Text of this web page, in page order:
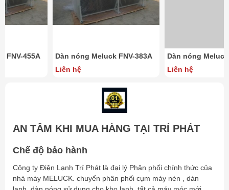
diameter
Out mm
Dàn nóng Meluck FNV-383A
Dàn nóng Meluck FNV-270A
AN TÂM KHI MUA HÀNG TẠI TRÍ PHÁT
Chế độ bảo hành
Công ty Điện Lạnh Trí Phát là đại lý Phân phối chính thức của
nhà máy MELUCK. chuyển phân phối cụm máy nén , dàn